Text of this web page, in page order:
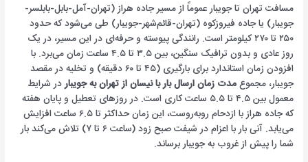
مسافت تهران تا جویبار عموماً از مسیر جاده هراز (تهران-آمل-بابل-بابلسر-
جویبار) یا جاده فیروزکوه (تهران-قائم‌شهر-جویبار) طی می‌شود که حدود
۲۵۰ تا ۲۷۰ کیلومتر است. رانندگی پیوسته و حرفه‌ای در این مسیر، در یک
روز عادی و بدون ترافیک سنگین، بین ۳.۵ تا ۴.۵ ساعت زمان می‌برد. با
افزودن زمان استاندارد برای بارگیری (۴۵ تا ۶۰ دقیقه) و تخلیه در مقصد
جویبار، مجموعمدت زمان ارسال بار با نیسان از تهران به جویباردر شرایط
معمول بین ۴.۵ تا ۵.۵ ساعت کاری است. در روزهای تعطیل و پایان هفته
که جاده هراز با ازدحام روبه‌روست، این زمان حداکثر تا ۶.۵ ساعت افزایش
می‌یابد. آنی بار با اعزام در شیفت صبح زود (ساعت ۶ تا ۷) تلاش می‌کند بار
شما را پیش از غروب به جویبار برساند.